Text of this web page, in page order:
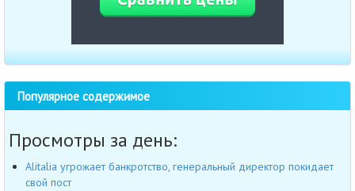
Популярное содержимое
Просмотры за день:
Alitalia угрожает банкротство, генеральный директор покидает
свой пост